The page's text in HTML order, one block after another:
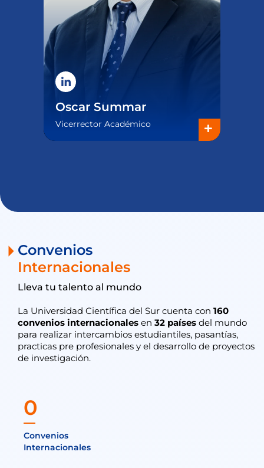
Oscar Summar
Vicerrector Académico
Convenios
Internacionales
Lleva tu talento al mundo
La Universidad Científica del Sur cuenta con 160
convenios internacionales en 32 países del mundo
para realizar intercambios estudiantiles, pasantías,
practicas pre profesionales y el desarrollo de proyectos
de investigación.
Convenios
Internacionales
0